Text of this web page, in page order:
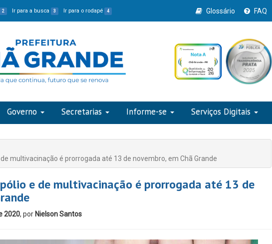
2 Ir para a busca 3 Ir para o rodapé 4 Glossário FAQ
Governo Secretarias Informe-se Serviços Digitais
multivacinação é prorrogada até 13 de novembro, em Chã Grande
e de multivacinação é prorrogada até 13 de
2020, por Nielson Santos